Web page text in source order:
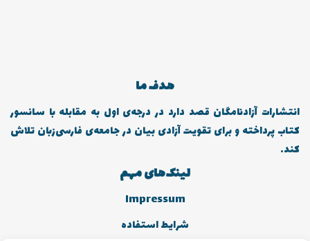
هدف ما
انتشارات آزادنامگان قصد دارد در درجه‌ی اول به مقابله با سانسور
کتاب پرداخته و برای تقویت آزادی بیان در جامعه‌ی فارسی‌زبان تلاش
کند.
لینک‌های مهم
Impressum
شرایط استفاده